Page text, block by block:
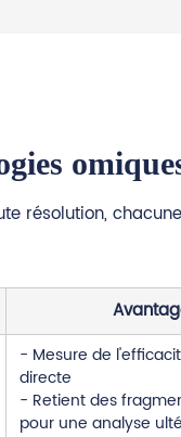
résolution,
- Mesure de
directe
- Retient des
pour une analyse